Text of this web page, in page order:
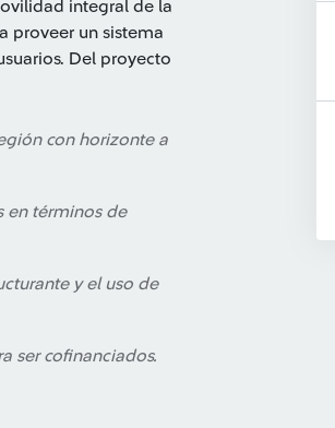
integral de la
proveer un sistema
Del proyecto
con horizonte a
en términos de
y el uso de
ser cofinanciados.